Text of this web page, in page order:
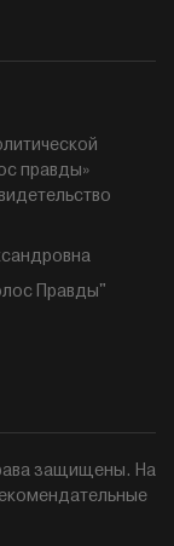
правды»
Правды"
защищены. На